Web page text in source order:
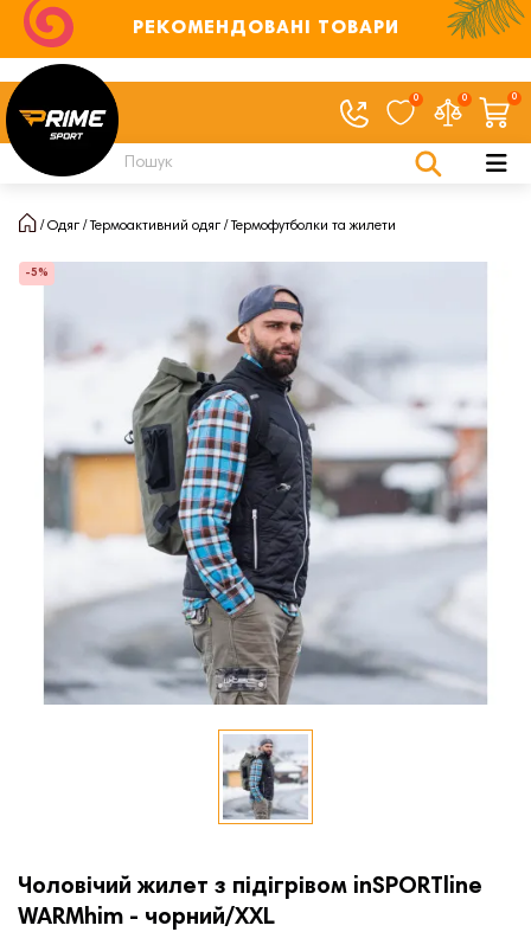
РЕКОМЕНДОВАНІ ТОВАРИ
0 0 0
Одяг Термоактивний одяг Термофутболки та жилети
-5%
Чоловічий жилет з підігрівом inSPORTline
WARMhim - чорний/XXL